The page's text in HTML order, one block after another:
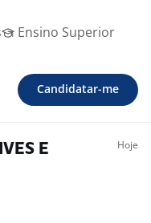
Ensino Superior
Candidatar-me
E
Hoje